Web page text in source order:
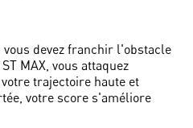
devez franchir l'obstacle
MAX, vous attaquez
trajectoire haute et
votre score s'améliore